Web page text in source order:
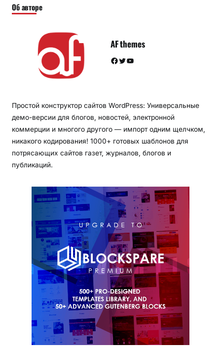
Об авторе
AF themes
Facebook Twitter YouTube
Простой конструктор сайтов WordPress: Универсальные
демо-версии для блогов, новостей, электронной
коммерции и многого другого — импорт одним щелчком,
никакого кодирования! 1000+ готовых шаблонов для
потрясающих сайтов газет, журналов, блогов и
публикаций.